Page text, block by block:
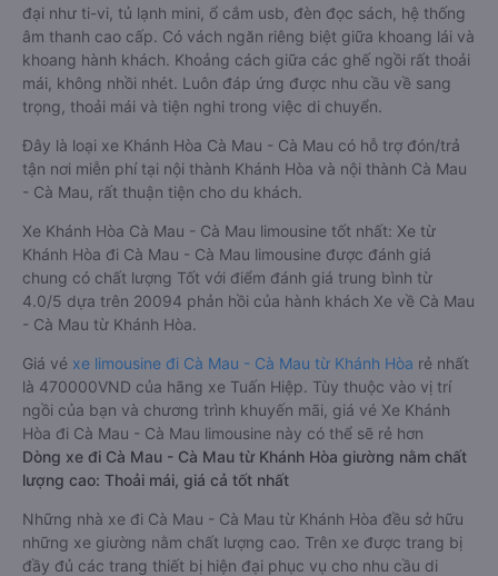
đại như ti-vi, tủ lạnh mini, ổ cắm usb, đèn đọc sách, hệ thống
âm thanh cao cấp. Có vách ngăn riêng biệt giữa khoang lái và
khoang hành khách. Khoảng cách giữa các ghế ngồi rất thoải
mái, không nhồi nhét. Luôn đáp ứng được nhu cầu về sang
trọng, thoải mái và tiện nghi trong việc di chuyển.
Đây là loại xe Khánh Hòa Cà Mau - Cà Mau có hỗ trợ đón/trả
tận nơi miễn phí tại nội thành Khánh Hòa và nội thành Cà Mau
- Cà Mau, rất thuận tiện cho du khách.
Xe Khánh Hòa Cà Mau - Cà Mau limousine tốt nhất: Xe từ
Khánh Hòa đi Cà Mau - Cà Mau limousine được đánh giá
chung có chất lượng Tốt với điểm đánh giá trung bình từ
4.0/5 dựa trên 20094 phản hồi của hành khách Xe về Cà Mau
- Cà Mau từ Khánh Hòa.
Giá vé xe limousine đi Cà Mau - Cà Mau từ Khánh Hòa rẻ nhất
là 470000VND của hãng xe Tuấn Hiệp. Tùy thuộc vào vị trí
ngồi của bạn và chương trình khuyến mãi, giá vé Xe Khánh
Hòa đi Cà Mau - Cà Mau limousine này có thể sẽ rẻ hơn
Dòng xe đi Cà Mau - Cà Mau từ Khánh Hòa giường nằm chất
lượng cao: Thoải mái, giá cả tốt nhất
Những nhà xe đi Cà Mau - Cà Mau từ Khánh Hòa đều sở hữu
những xe giường nằm chất lượng cao. Trên xe được trang bị
đầy đủ các trang thiết bị hiện đại phục vụ cho nhu cầu di